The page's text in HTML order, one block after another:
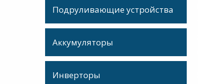
Подруливающие устройства
Аккумуляторы
Инверторы